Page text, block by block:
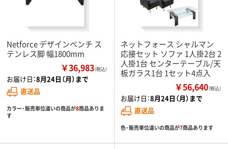
Netforce デザインベンチ ス
テンレス脚 幅1800mm
￥36,983（税込）
お届け日：8月24日（月）まで
直送品
カラー・販売単位違いの商品が8商品ありま
す
ネットフォース シャルマン
応接セット ソファ 1人掛2台 2
人掛1台 センターテーブル/天
板ガラス1台 1セット4点入
￥56,640（税込）
お届け日：8月24日（月）まで
直送品
色・販売単位違いの商品が7商品あります